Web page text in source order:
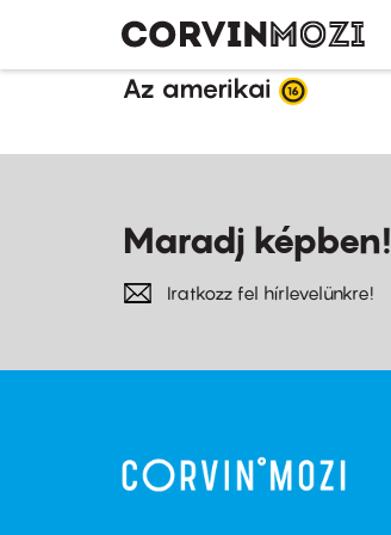
Az amerikai
Maradj képben!
Iratkozz fel hírlevelünkre!